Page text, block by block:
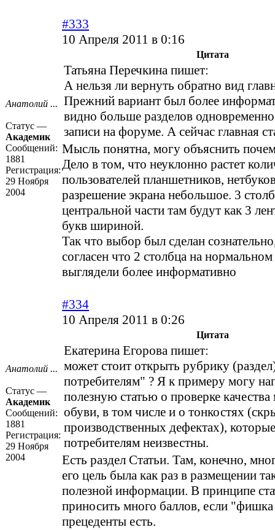
Анатолий ...
Статус —
Академик
Сообщений:
1881
Регистрация:
29 Ноября
2004
#333
10 Апреля 2011 в 0:16
Цитата
Татьяна Перечкина пишет:
А нельзя ли вернуть обратно вид
Прежний вариант был более
видно больше разделов
записи на форуме. А сейчас главная
Мысль понятна, могу объяснить
Дело в том, что неуклонно растет
пользователей планшетников,
разрешение экрана небольшое. 3
центральной части там будут как 3
букв шириной.
Так что выбор был сделан
согласен что 2 столбца на нормальном
выглядели более информативно
Анатолий ...
Статус —
Академик
Сообщений:
1881
Регистрация:
29 Ноября
2004
#334
10 Апреля 2011 в 0:26
Цитата
Екатерина Егорова пишет:
может стоит открыть рубрику
потребителям" ? Я к примеру могу
полезную статью о проверке
обуви, в том числе и о тонкостях
производственных дефектах),
потребителям неизвестны.
Есть раздел Статьи. Там, конечно,
его цель была как раз в размещении
полезной информации. В принципе
приносить много баллов, если
прецеденты есть.